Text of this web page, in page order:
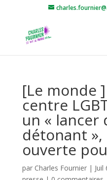
[Le monde
centre
un « lancer
détonant
ouverte
par Charles Fournier| Juil